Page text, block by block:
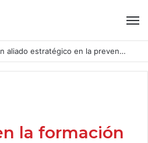
Inteligencia Artificial: Un aliado estratégico en la prevención del acoso y la violencia laboral bajo la Ley Karin
la formación